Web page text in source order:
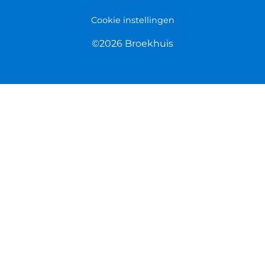
Cookie instellingen
©2026 Broekhuis